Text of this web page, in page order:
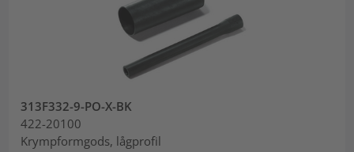
313F332-9-PO-X-BK
422-20100
Krympformgods, lågprofil